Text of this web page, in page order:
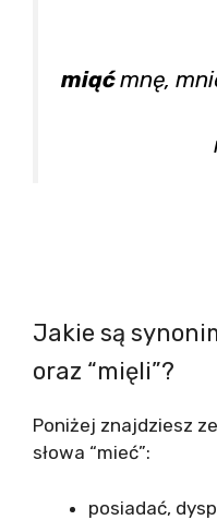
miąćmnę,
Jakie są
oraz “mięli”?
Poniżej znajdziesz
słowa “mieć”:
posiadać,